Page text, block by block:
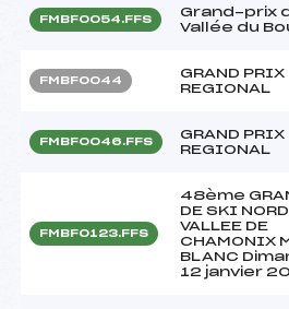
FMBF0054.FFS
Grand-prix
Vallée du
FMBF0044
GRAND PRIX
REGIONAL
FMBF0046.FFS
GRAND PRIX
REGIONAL
FMBF0123.FFS
48ème
DE SKI
VALLEE DE
CHAMONIX
BLANC
12 janvier